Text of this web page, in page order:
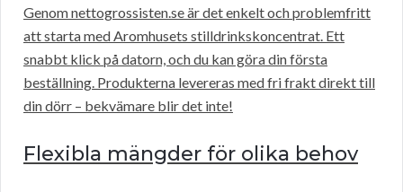
Genom nettogrossisten.se är det enkelt och problemfritt
att starta med Aromhusets stilldrinkskoncentrat. Ett
snabbt klick på datorn, och du kan göra din första
beställning. Produkterna levereras med fri frakt direkt till
din dörr – bekvämare blir det inte!
Flexibla mängder för olika behov